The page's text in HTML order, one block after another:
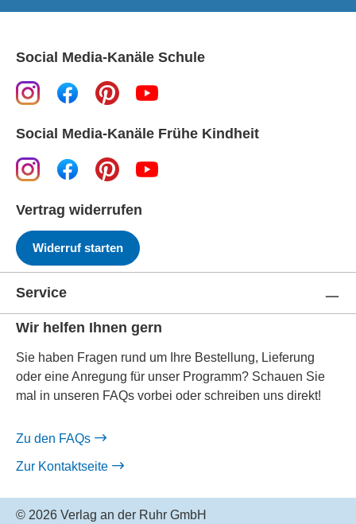
Social Media-Kanäle Schule
Social Media-Kanäle Frühe Kindheit
Vertrag widerrufen
Widerruf starten
Service
Wir helfen Ihnen gern
Sie haben Fragen rund um Ihre Bestellung, Lieferung
oder eine Anregung für unser Programm? Schauen Sie
mal in unseren FAQs vorbei oder schreiben uns direkt!
Zu den FAQs
Zur Kontaktseite
© 2026 Verlag an der Ruhr GmbH